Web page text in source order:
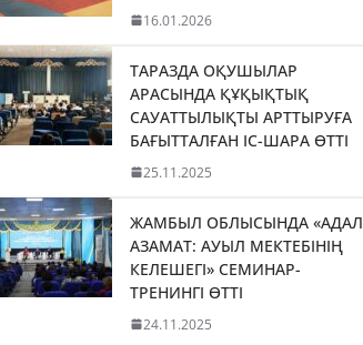
16.01.2026
ТАРАЗДА ОҚУШЫЛАР
АРАСЫНДА ҚҰҚЫҚТЫҚ
САУАТТЫЛЫҚТЫ АРТТЫРУҒА
БАҒЫТТАЛҒАН ІС-ШАРА ӨТТІ
25.11.2025
ЖАМБЫЛ ОБЛЫСЫНДА «АДАЛ
АЗАМАТ: АУЫЛ МЕКТЕБІНІҢ
КЕЛЕШЕГІ» СЕМИНАР-
ТРЕНИНГІ ӨТТІ
24.11.2025